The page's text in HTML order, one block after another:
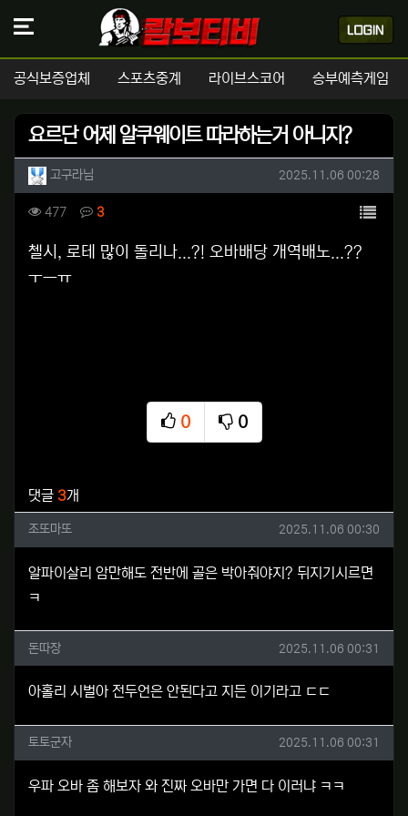
공식보증업체 스포츠중계 라이브스코어 승부예측게임
요르단 어제 알쿠웨이트 따라하는거 아니지?
작성자 정보
고구라님 작성일
2025.11.06 00:28
컨텐츠 정보
477조회 3댓글 목록
본문
첼시, 로테 많이 돌리나...?! 오바배당 개역배노...??
ㅜㅡㅠ
0
추천
0
비추천
댓글 3개
조또마또님의 댓글
조또마또 작성일
2025.11.06 00:30
알파이살리 암만해도 전반에 골은 박아줘야지? 뒤지기시르면
ㅋ
돈따장님의 댓글
돈따장 작성일
2025.11.06 00:31
아홀리 시벌아 전두언은 안된다고 지든 이기라고 ㄷㄷ
토토군자님의 댓글
토토군자 작성일
2025.11.06 00:31
우파 오바 좀 해보자 와 진짜 오바만 가면 다 이러냐 ㅋㅋ